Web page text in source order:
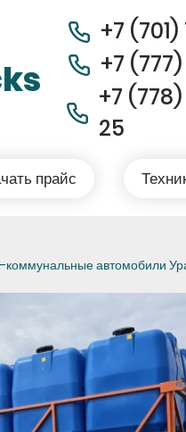
+7
+7 (
+7
25
прайс
автомобили